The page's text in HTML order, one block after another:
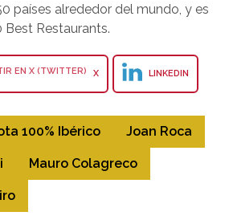
países alrededor del mundo, y es
Best Restaurants.
X LINKEDIN
100% Ibérico Joan Roca
Mauro Colagreco